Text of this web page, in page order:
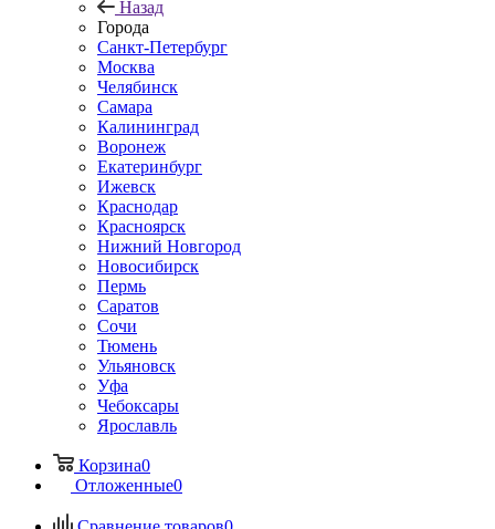
Назад
Города
Санкт-Петербург
Москва
Челябинск
Самара
Калининград
Воронеж
Екатеринбург
Ижевск
Краснодар
Красноярск
Нижний Новгород
Новосибирск
Пермь
Саратов
Сочи
Тюмень
Ульяновск
Уфа
Чебоксары
Ярославль
Корзина0
Отложенные0